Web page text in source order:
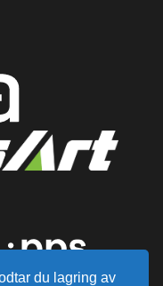
du lagring av